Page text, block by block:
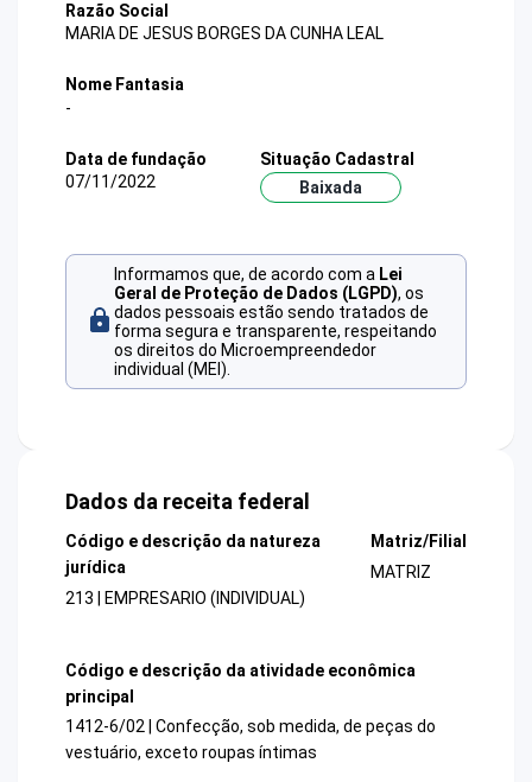
Razão Social
MARIA DE JESUS BORGES DA CUNHA LEAL
Nome Fantasia
-
Data de fundação
07/11/2022
Situação Cadastral
Baixada
Informamos que, de acordo com a Lei
Geral de Proteção de Dados (LGPD), os
dados pessoais estão sendo tratados de
forma segura e transparente, respeitando
os direitos do Microempreendedor
individual (MEI).
Dados da receita federal
Código e descrição da natureza
jurídica
213 | EMPRESARIO (INDIVIDUAL)
Matriz/Filial
MATRIZ
Código e descrição da atividade econômica
principal
1412-6/02 | Confecção, sob medida, de peças do
vestuário, exceto roupas íntimas